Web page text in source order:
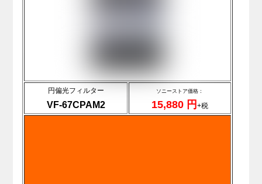
円偏光フィルター
VF-67CPAM2
ソニーストア価格：
15,880 円+税